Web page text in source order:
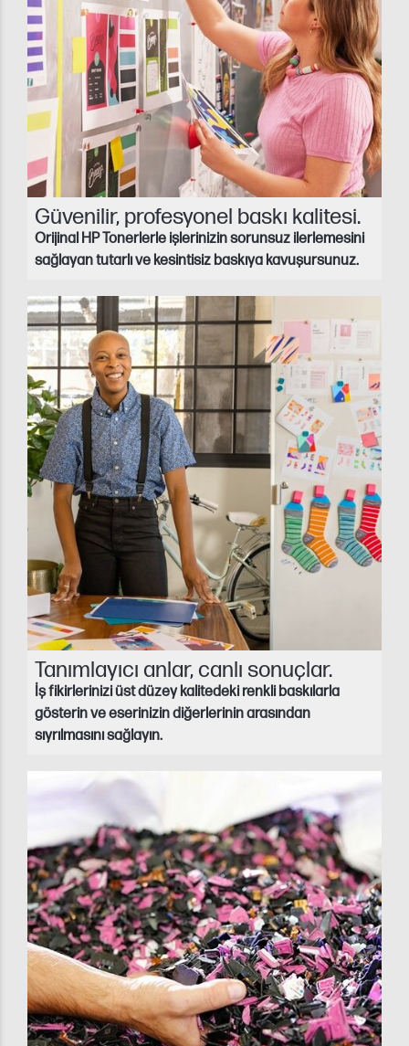
Güvenilir, profesyonel baskı kalitesi.
Orijinal HP Tonerlerle işlerinizin sorunsuz ilerlemesini
sağlayan tutarlı ve kesintisiz baskıya kavuşursunuz.
Tanımlayıcı anlar, canlı sonuçlar.
İş fikirlerinizi üst düzey kalitedeki renkli baskılarla
gösterin ve eserinizin diğerlerinin arasından
sıyrılmasını sağlayın.